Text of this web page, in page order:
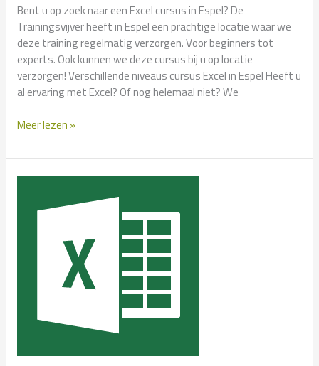
Bent u op zoek naar een Excel cursus in Espel? De
Trainingsvijver heeft in Espel een prachtige locatie waar we
deze training regelmatig verzorgen. Voor beginners tot
experts. Ook kunnen we deze cursus bij u op locatie
verzorgen! Verschillende niveaus cursus Excel in Espel Heeft u
al ervaring met Excel? Of nog helemaal niet? We
Cursus
in
Espel?
Klassikaal
Incompany
Meer lezen »